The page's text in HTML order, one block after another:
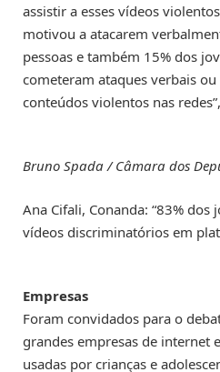
assistir a esses vídeos
motivou a atacarem
pessoas e também 15% dos
cometeram ataques verbais
conteúdos violentos nas
Bruno Spada / Câmara dos
Ana Cifali, Conanda: “83% dos
vídeos discriminatórios em
Empresas
Foram convidados para o
grandes empresas de internet
usadas por crianças e